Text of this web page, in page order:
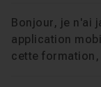
Chapitre 4 :
Bonjour, je n'ai
application
cette